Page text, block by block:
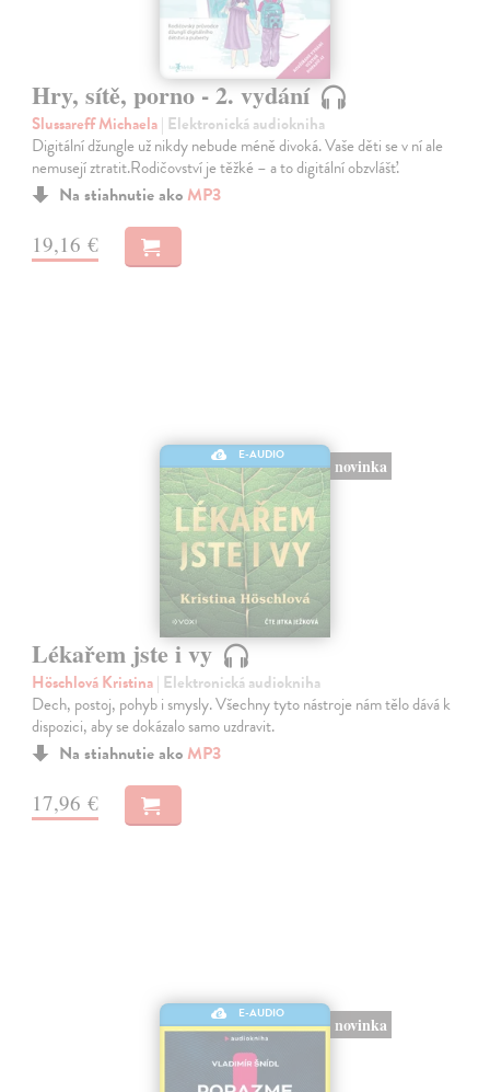
Hry, sítě, porno - 2. vydání
Slussareff Michaela| Elektronická audiokniha
Digitální džungle už nikdy nebude méně divoká. Vaše děti se v ní ale
nemusejí ztratit.Rodičovství je těžké – a to digitální obzvlášť.
Na stiahnutie ako MP3
19,16 €
E-AUDIO
novinka
Lékařem jste i vy
Höschlová Kristina| Elektronická audiokniha
Dech, postoj, pohyb i smysly. Všechny tyto nástroje nám tělo dává k
dispozici, aby se dokázalo samo uzdravit.
Na stiahnutie ako MP3
17,96 €
E-AUDIO
novinka